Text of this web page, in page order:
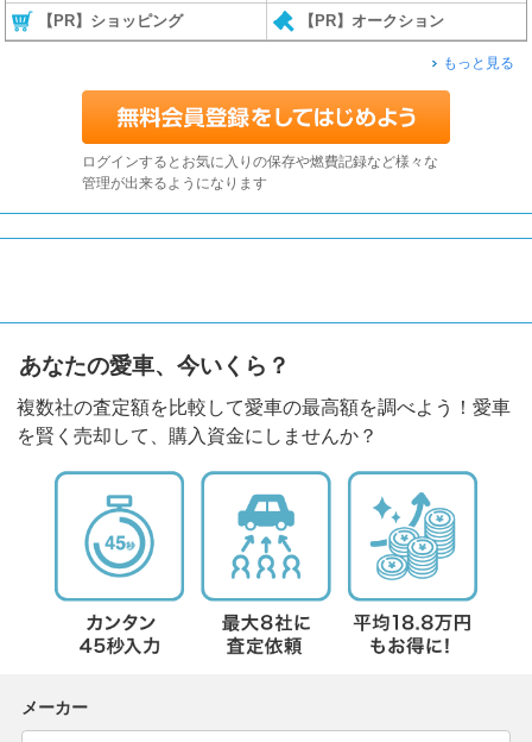
【PR】ショッピング 【PR】オークション
もっと見る
ログインするとお気に入りの保存や燃費記録など様々な
管理が出来るようになります
あなたの愛車、今いくら？
複数社の査定額を比較して愛車の最高額を調べよう！愛車
を賢く売却して、購入資金にしませんか？
メーカー